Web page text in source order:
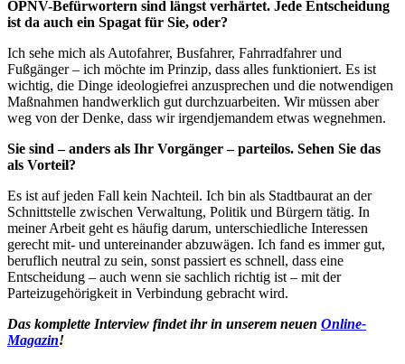
ÖPNV-Befürwortern sind längst verhärtet. Jede Entscheidung
ist da auch ein Spagat für Sie, oder?
Ich sehe mich als Autofahrer, Busfahrer, Fahrradfahrer und
Fußgänger – ich möchte im Prinzip, dass alles funktioniert. Es ist
wichtig, die Dinge ideologiefrei anzusprechen und die notwendigen
Maßnahmen handwerklich gut durchzuarbeiten. Wir müssen aber
weg von der Denke, dass wir irgendjemandem etwas wegnehmen.
Sie sind – anders als Ihr Vorgänger – parteilos. Sehen Sie das
als Vorteil?
Es ist auf jeden Fall kein Nachteil. Ich bin als Stadtbaurat an der
Schnittstelle zwischen Verwaltung, Politik und Bürgern tätig. In
meiner Arbeit geht es häufig darum, unterschiedliche Interessen
gerecht mit- und untereinander abzuwägen. Ich fand es immer gut,
beruflich neutral zu sein, sonst passiert es schnell, dass eine
Entscheidung – auch wenn sie sachlich richtig ist – mit der
Parteizugehörigkeit in Verbindung gebracht wird.
Das komplette Interview findet ihr in unserem neuen Online-
Magazin!